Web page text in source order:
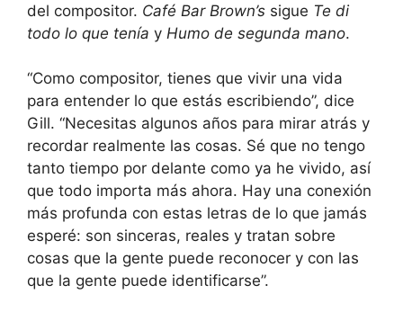
del compositor. Café Bar Brown’s sigue Te di
todo lo que tenía y Humo de segunda mano.
“Como compositor, tienes que vivir una vida
para entender lo que estás escribiendo”, dice
Gill. “Necesitas algunos años para mirar atrás y
recordar realmente las cosas. Sé que no tengo
tanto tiempo por delante como ya he vivido, así
que todo importa más ahora. Hay una conexión
más profunda con estas letras de lo que jamás
esperé: son sinceras, reales y tratan sobre
cosas que la gente puede reconocer y con las
que la gente puede identificarse”.